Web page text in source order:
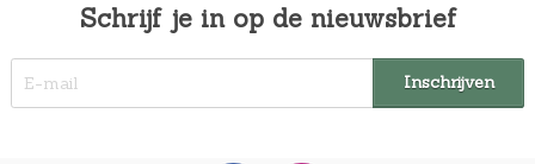
Schrijf je in op de nieuwsbrief